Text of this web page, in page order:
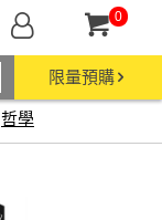
0
限量預購
哲學